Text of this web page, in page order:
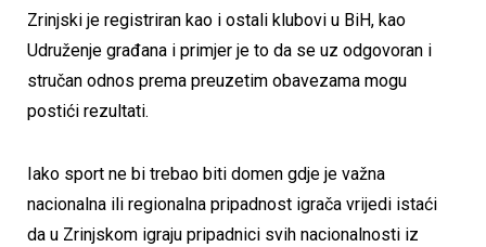
Zrinjski je registriran kao i ostali klubovi u BiH, kao
Udruženje građana i primjer je to da se uz odgovoran i
stručan odnos prema preuzetim obavezama mogu
postići rezultati.
Iako sport ne bi trebao biti domen gdje je važna
nacionalna ili regionalna pripadnost igrača vrijedi istaći
da u Zrinjskom igraju pripadnici svih nacionalnosti iz